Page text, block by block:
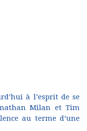
à l’esprit de se
Milan et Tim
au terme d’une